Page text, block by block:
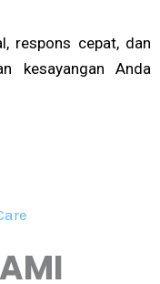
respons cepat, dan
kesayangan Anda